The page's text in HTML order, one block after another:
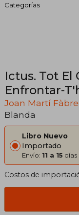
Categorías
Ictus. Tot El
Enfrontar-
Joan Martí
Blanda
Libro Nuevo
Importado
Envío: 11 a 15 días
Costos de